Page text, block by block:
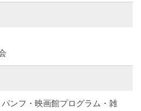
ンフ・映画館プログラム・雑